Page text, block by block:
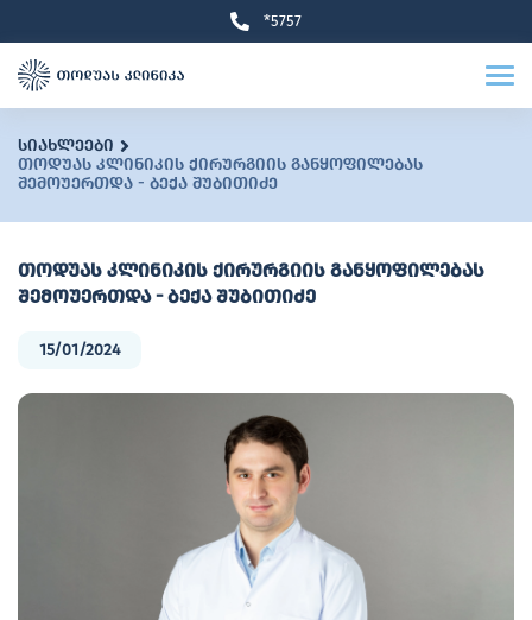
*5757
სიახლეები
თოდუას კლინიკის ქირურგიის განყოფილებას
შემოუერთდა - ბექა შუბითიძე
თოდუას კლინიკის ქირურგიის განყოფილებას
შემოუერთდა - ბექა შუბითიძე
15/01/2024